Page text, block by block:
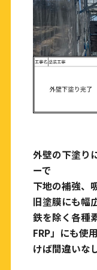
外壁の下塗り
ーで
下地の補強、
旧塗膜にも幅
鉄を除く各種
FRP」にも使
けば間違いな